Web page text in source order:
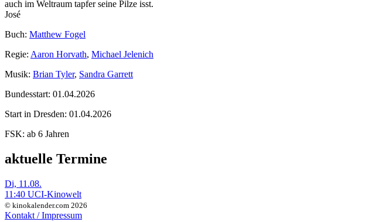
auch im Weltraum tapfer seine Pilze isst.
José
Buch: Matthew Fogel
Regie: Aaron Horvath, Michael Jelenich
Musik: Brian Tyler, Sandra Garrett
Bundesstart: 01.04.2026
Start in Dresden: 01.04.2026
FSK: ab 6 Jahren
aktuelle Termine
Di, 11.08.
11:40 UCI-Kinowelt
© kinokalender.com 2026
Kontakt / Impressum